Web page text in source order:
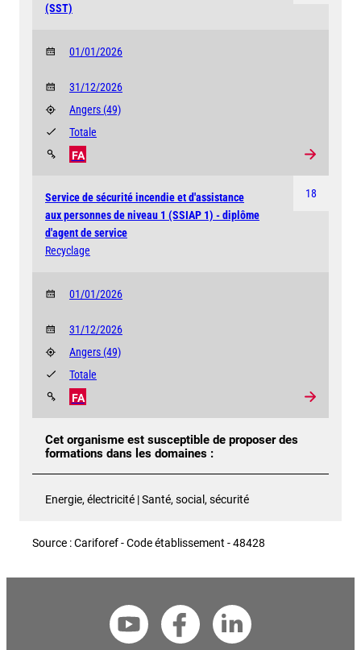
(SST)
01/01/2026
31/12/2026
Angers (49)
FA
Totale
18
Service de sécurité incendie et d'assistance
aux personnes de niveau 1 (SSIAP 1) - diplôme
d'agent de service
Recyclage
01/01/2026
31/12/2026
Angers (49)
FA
Totale
Cet organisme est susceptible de proposer des
formations dans les domaines :
Energie, électricité | Santé, social, sécurité
Source : Cariforef - Code établissement - 48428